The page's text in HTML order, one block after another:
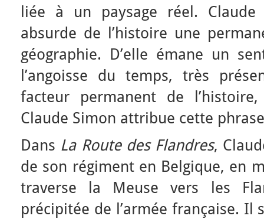
liée à un paysage réel.
absurde de l’histoire une
géographie. D’elle émane un
l’angoisse du temps, très
facteur permanent de
Claude Simon attribue cette
Dans La Route des Flandres,
de son régiment en Belgique, en
traverse la Meuse vers les
précipitée de l’armée française. Il